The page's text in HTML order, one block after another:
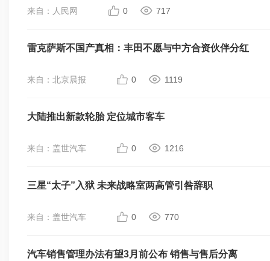
来自：人民网 0 717
雷克萨斯不国产真相：丰田不愿与中方合资伙伴分红
来自：北京晨报 0 1119
大陆推出新款轮胎 定位城市客车
来自：盖世汽车 0 1216
三星“太子”入狱 未来战略室两高管引咎辞职
来自：盖世汽车 0 770
汽车销售管理办法有望3月前公布 销售与售后分离